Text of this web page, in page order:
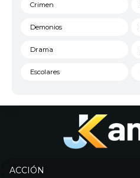
Crimen
Demonios
Drama
Escolares
ACCIÓN